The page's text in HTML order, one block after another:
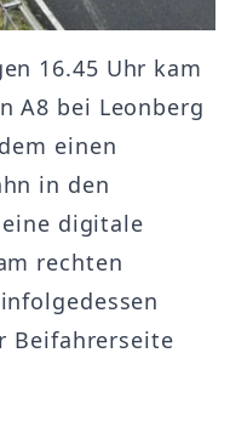
16.45 Uhr kam
A8 bei Leonberg
einen
in den
digitale
rechten
Beifahrerseite